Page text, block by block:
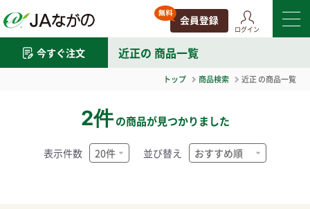
ログイン
今すぐ注文 近正の 商品一覧
トップ 商品検索 近正 の商品一覧
2件 の商品が見つかりました
表示件数 並び替え